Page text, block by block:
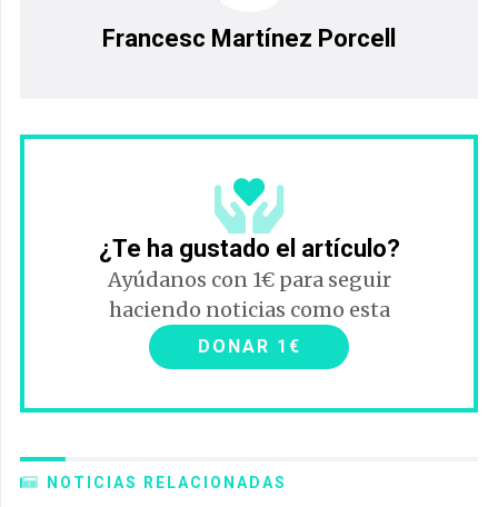
Francesc Martínez Porcell
¿Te ha gustado el artículo?
Ayúdanos con 1€ para seguir
haciendo noticias como esta
DONAR 1€
NOTICIAS RELACIONADAS